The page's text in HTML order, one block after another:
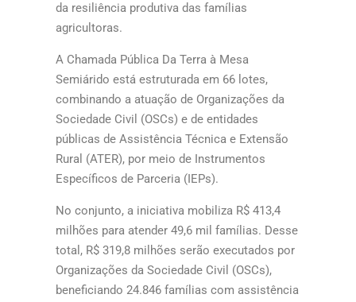
da resiliência produtiva das famílias
agricultoras.
A Chamada Pública Da Terra à Mesa
Semiárido está estruturada em 66 lotes,
combinando a atuação de Organizações da
Sociedade Civil (OSCs) e de entidades
públicas de Assistência Técnica e Extensão
Rural (ATER), por meio de Instrumentos
Específicos de Parceria (IEPs).
No conjunto, a iniciativa mobiliza R$ 413,4
milhões para atender 49,6 mil famílias. Desse
total, R$ 319,8 milhões serão executados por
Organizações da Sociedade Civil (OSCs),
beneficiando 24.846 famílias com assistência